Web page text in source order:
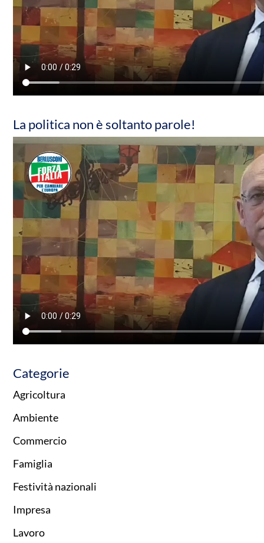
La politica non è soltanto parole!
Categorie
Agricoltura
Ambiente
Commercio
Famiglia
Festività nazionali
Impresa
Lavoro